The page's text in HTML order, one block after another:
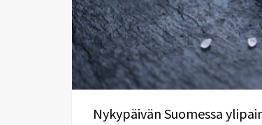
Nykypäivän Suomessa